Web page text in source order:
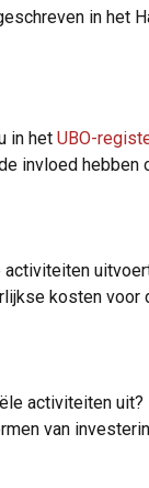
in het
in het UBO-
invloed hebben
kosten
activiteiten uit?
van